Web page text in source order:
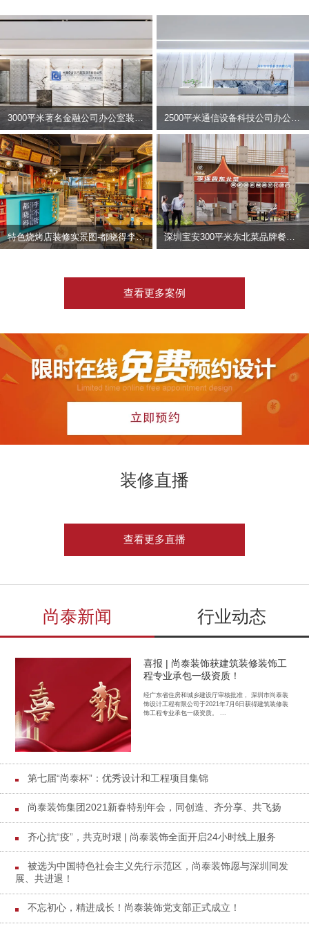
2500平米通信设备科技公司办公室设计 | 宇泰科技
特色烧烤店装修实景图-都晓得李不管
查看更多案例
装修直播
查看更多直播
尚泰新闻 行业动态
喜报 | 尚泰装饰获建筑装修装饰工
程专业承包一级资质！
经广东省住房和城乡建设厅审核批准， 深圳市尚泰装
饰设计工程有限公司于2021年7月6日获得建筑装修装
饰工程专业承包一级资质。 ...
第七届“尚泰杯”：优秀设计和工程项目集锦
尚泰装饰集团2021新春特别年会，同创造、齐分享、共飞扬
齐心抗“疫”，共克时艰 | 尚泰装饰全面开启24小时线上服务
被选为中国特色社会主义先行示范区，尚泰装饰愿与深圳同发
展、共进退！
不忘初心，精进成长！尚泰装饰党支部正式成立！